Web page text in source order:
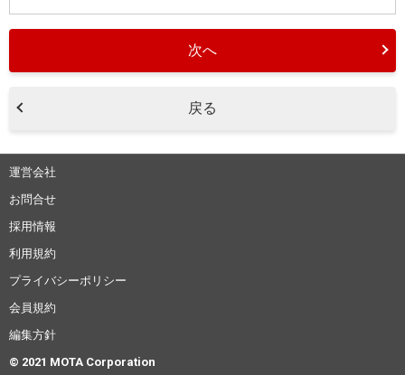
次へ
戻る
運営会社
お問合せ
採用情報
利用規約
プライバシーポリシー
会員規約
編集方針
© 2021 MOTA Corporation